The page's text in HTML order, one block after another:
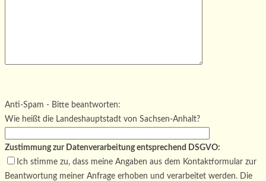
Bitte lasse dieses Feld leer.
Anti-Spam - Bitte beantworten:
Wie heißt die Landeshauptstadt von Sachsen-Anhalt?
Zustimmung zur Datenverarbeitung entsprechend DSGVO:
Ich stimme zu, dass meine Angaben aus dem Kontaktformular zur
Beantwortung meiner Anfrage erhoben und verarbeitet werden. Die